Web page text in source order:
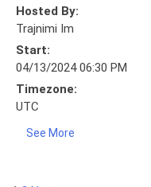
Hosted By:
Trajnimi Im
Start:
04/13/2024 06:30 PM
Timezone:
UTC
See More